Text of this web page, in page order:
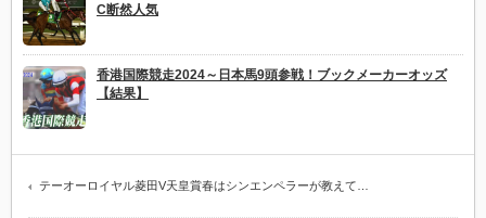
C断然人気
香港国際競走2024～日本馬9頭参戦！ブックメーカーオッズ
【結果】
テーオーロイヤル菱田V天皇賞春はシンエンペラーが教えて…